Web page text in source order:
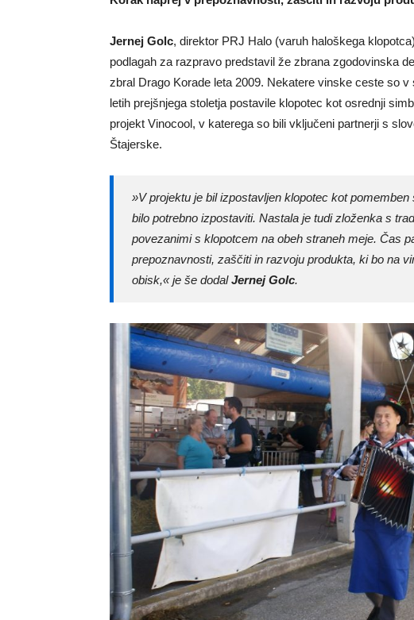
Jernej Golc, direktor PRJ Halo (varuh haloškega
podlagah za razpravo predstavil že zbrana zgodovinska
zbral Drago Korade leta 2009. Nekatere vinske ceste so
letih prejšnjega stoletja postavile klopotec kot osrednji
projekt Vinocool, v katerega so bili vključeni partnerji s
Štajerske.
»V projektu je bil izpostavljen klopotec kot
bilo potrebno izpostaviti. Nastala je tudi zloženka s
povezanimi s klopotcem na obeh straneh meje. Čas
prepoznavnosti, zaščiti in razvoju produkta, ki bo na
obisk,«je še dodalJernej Golc.